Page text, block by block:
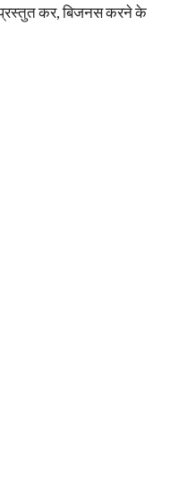
प्रस्तुत कर, बिजनस करने के